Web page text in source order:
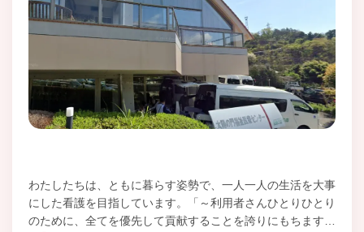
わたしたちは、ともに暮らす姿勢で、一人一人の生活を大事
にした看護を目指しています。「～利用者さんひとりひとり
のために、全てを優先して貢献することを誇りにもちます